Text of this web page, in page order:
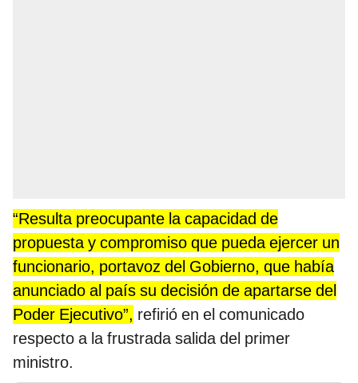
“Resulta preocupante la capacidad de
propuesta y compromiso que pueda ejercer un
funcionario, portavoz del Gobierno, que había
anunciado al país su decisión de apartarse del
Poder Ejecutivo”, refirió en el comunicado
respecto a la frustrada salida del primer
ministro.